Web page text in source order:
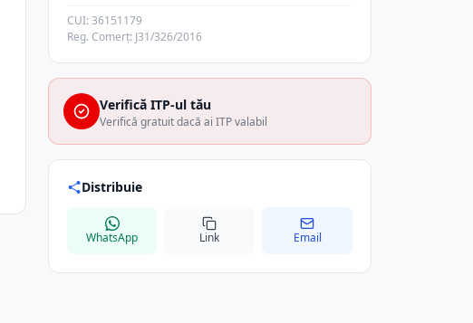
CUI: 36151179
Reg. Comerț: J31/326/2016
Verifică ITP-ul tău
Verifică gratuit dacă ai ITP valabil
Distribuie
WhatsApp Link Email